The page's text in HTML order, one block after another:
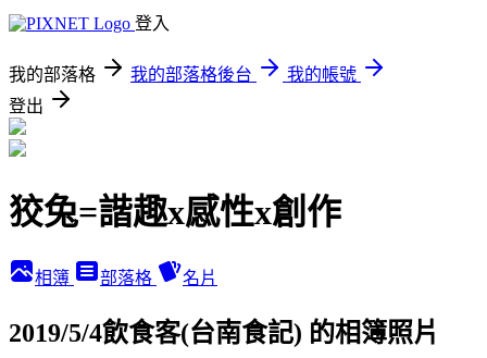
登入
我的部落格 我的部落格後台
我的帳號
登出
狡兔=諧趣x感性x創作
相簿 部落格 名片
2019/5/4飲食客(台南食記) 的相簿照片